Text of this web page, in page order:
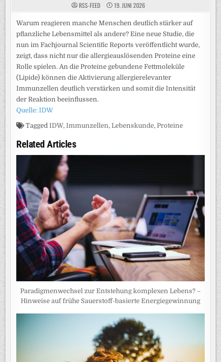
RSS-FEED 19. JUNI 2026
Warum reagieren manche Menschen deutlich stärker auf
pflanzliche Lebensmittel als andere? Eine neue Studie, die
nun im Fachjournal Scientific Reports veröffentlicht wurde,
zeigt, dass nicht nur die allergieauslösenden Proteine eine
Rolle spielen. An die Proteine gebundene Fettmoleküle
(Lipide) können die Aktivierung allergierelevanter
Immunzellen deutlich verstärken und somit die Intensität
der Reaktion beeinflussen.
Quelle: IDW
TaggedIDW,Immunzellen,Lebenskunde,Proteine
Related Articles
Paradigmenwechsel zur Entstehung komplexen Lebens? –
Hinweise auf frühe Sauerstoff-basierte Energiegewinnung